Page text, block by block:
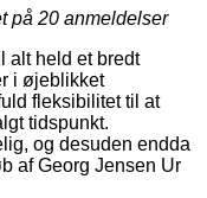
på 20 anmeldelser
alt held et bredt
i øjeblikket
fleksibilitet til at
tidspunkt.
og desuden endda
af Georg Jensen Ur